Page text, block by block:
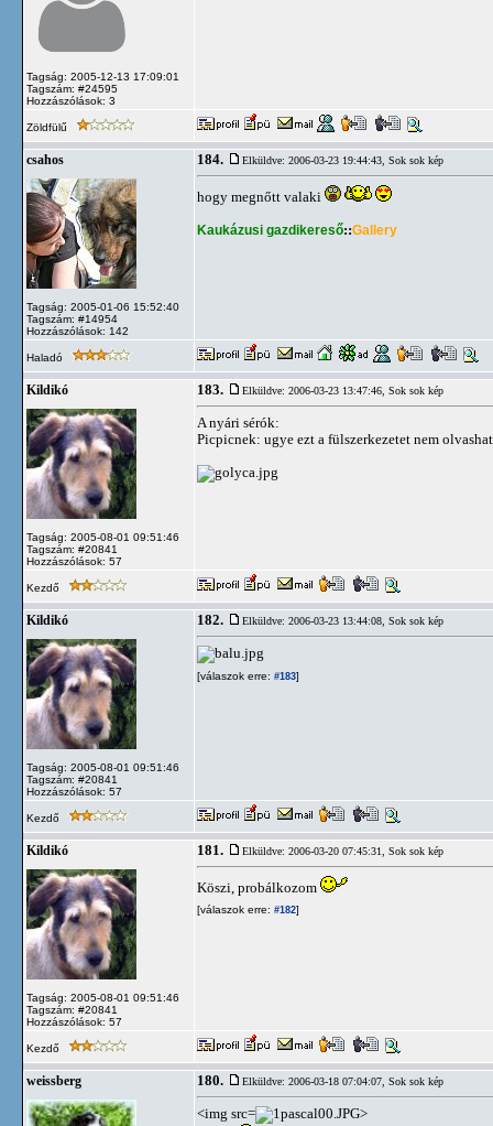
Tagság: 2005-12-13 17:09:01
Tagszám: #24595
Hozzászólások: 3
Zöldfülű
csahos
Tagság: 2005-01-06 15:52:40
Tagszám: #14954
Hozzászólások: 142
184. Elküldve: 2006-03-23 19:44:43, Sok sok kép
hogy megnőtt valaki
Kaukázusi gazdikereső::Gallery
Haladó
Kildikó
Tagság: 2005-08-01 09:51:46
Tagszám: #20841
Hozzászólások: 57
183. Elküldve: 2006-03-23 13:47:46, Sok sok kép
A nyári sérók:
Picpicnek: ugye ezt a fülszerkezetet nem
Kezdő
Kildikó
Tagság: 2005-08-01 09:51:46
Tagszám: #20841
Hozzászólások: 57
182. Elküldve: 2006-03-23 13:44:08, Sok sok kép
[válaszok erre: #183]
Kezdő
Kildikó
Tagság: 2005-08-01 09:51:46
Tagszám: #20841
Hozzászólások: 57
181. Elküldve: 2006-03-20 07:45:31, Sok sok kép
Köszi, probálkozom
[válaszok erre: #182]
Kezdő
weissberg 180. Elküldve: 2006-03-18 07:04:07, Sok sok kép
<img src=
>